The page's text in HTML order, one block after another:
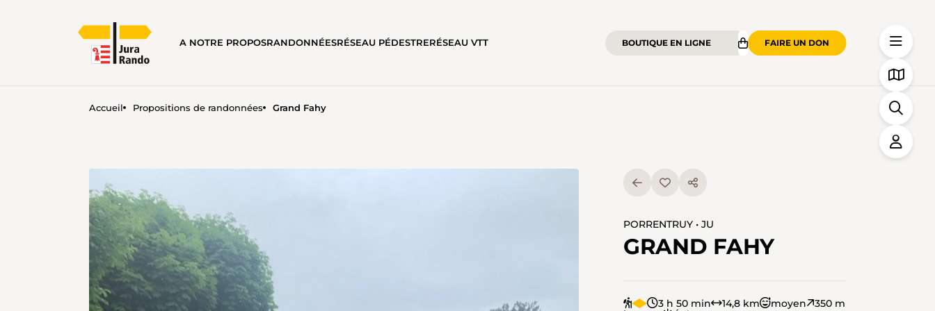
A NOTRE PROPOSRANDONNÉESRÉSEAU PÉDESTRERÉSEAU VTT BOUTIQUE EN LIGNE FAIRE UN DON
Accueil Propositions de randonnées Grand Fahy
PORRENTRUY • JU
GRAND FAHY
3 h 50 min 14,8 km moyen
350 m